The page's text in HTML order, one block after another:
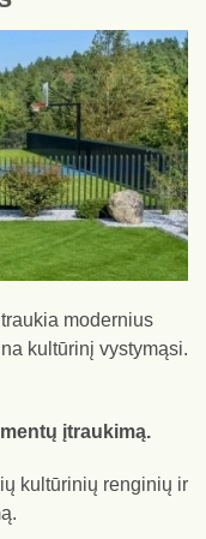
modernius
kultūrinį vystymąsi.
įtraukimą.
kultūrinių renginių ir